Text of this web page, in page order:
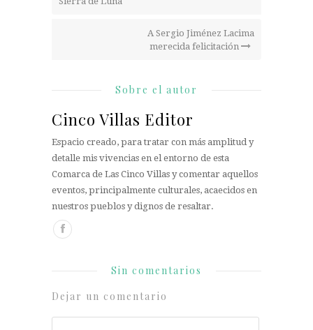
A Sergio Jiménez Lacima
merecida felicitación
Sobre el autor
Cinco Villas Editor
Espacio creado, para tratar con más amplitud y
detalle mis vivencias en el entorno de esta
Comarca de Las Cinco Villas y comentar aquellos
eventos, principalmente culturales, acaecidos en
nuestros pueblos y dignos de resaltar.
Sin comentarios
Dejar un comentario